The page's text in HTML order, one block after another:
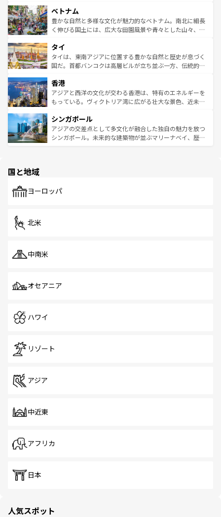
参照してほしい。
容にもいいと評判のスイーツなど、バラエティ豊かな料理
が味わえる。 なお、新着の台湾情報は コンテンツ一覧を参
照してほしい。
き、地方に足を延ばせば四季折々の自然美を楽しむことが
できる。そして、キムチや焼肉、絶品のストリートフード
まで、さまざまな韓国料理が待っている。夜には、韓国な
リティに包まれながら、韓国の多彩な魅力を心ゆくまで味
わってみてほしい。 なお、新着の韓国情報はコンテンツ一
覧を参照してほしい。
ベトナム
豊かな自然と多様な文化が魅力的なベトナム。南北に細長
く伸びる国土には、広大な田園風景や青々とした山々、世
急速な発展と共に伝統が息づく。ハノイの古い町並みやホ
ーチミン市のフランス統治時代の建物も、独特の雰囲気を
醸し出している。また、バラエティの豊かさとおいしさで
とつ。フォーやバインミー、ベトナムコーヒーなどは、ぜ
ひ現地で味わいたい。どの地域を訪れてもあたたかい人々
が旅行者を迎えてくれるので、きっと忘れられない旅にな
参照してほしい。
タイ
タイは、東南アジアに位置する豊かな自然と歴史が息づく
国だ。首都バンコクは高層ビルが立ち並ぶ一方、伝統的な
の活気が交差している。北部ではチェンマイなどの山岳地
帯で自然と触れ合い、南部ではプーケットやクラビの美し
いビーチでリゾート気分を楽しむことができる。タイ料理
激する。気候は一年中温暖で、どの季節にも異なる楽しみ
が待っている。親しみやすいタイの人々、仏教を中心とし
た文化、そして多様な観光資源が、訪れる旅人を魅了し続
香港
アジアと西洋の文化が交わる香港は、特有のエネルギーを
もっている。ヴィクトリア湾に広がる壮大な景色、近未来
み、どこを訪れても感動するはず。観光スポットが密集し
ており、効率よく見どころを回れるのも魅力。息をのむよ
うな絶景から文化的な体験まで、香港を存分に楽しみ尽く
シンガポール
アジアの交差点として多文化が融合した独自の魅力を放つ
シンガポール。未来的な建築物が並ぶマリーナベイ、歴史
で、ホーカーズは地元の風情を楽しめる外せないスポット
国と地域
ヨーロッパ
北米
中南米
オセアニア
ハワイ
リゾート
アジア
中近東
アフリカ
日本
人気スポット